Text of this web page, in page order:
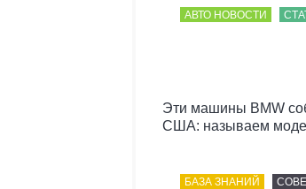
АВТО НОВОСТИ
Эти машины BMW
США: называем
БАЗА ЗНАНИЙ